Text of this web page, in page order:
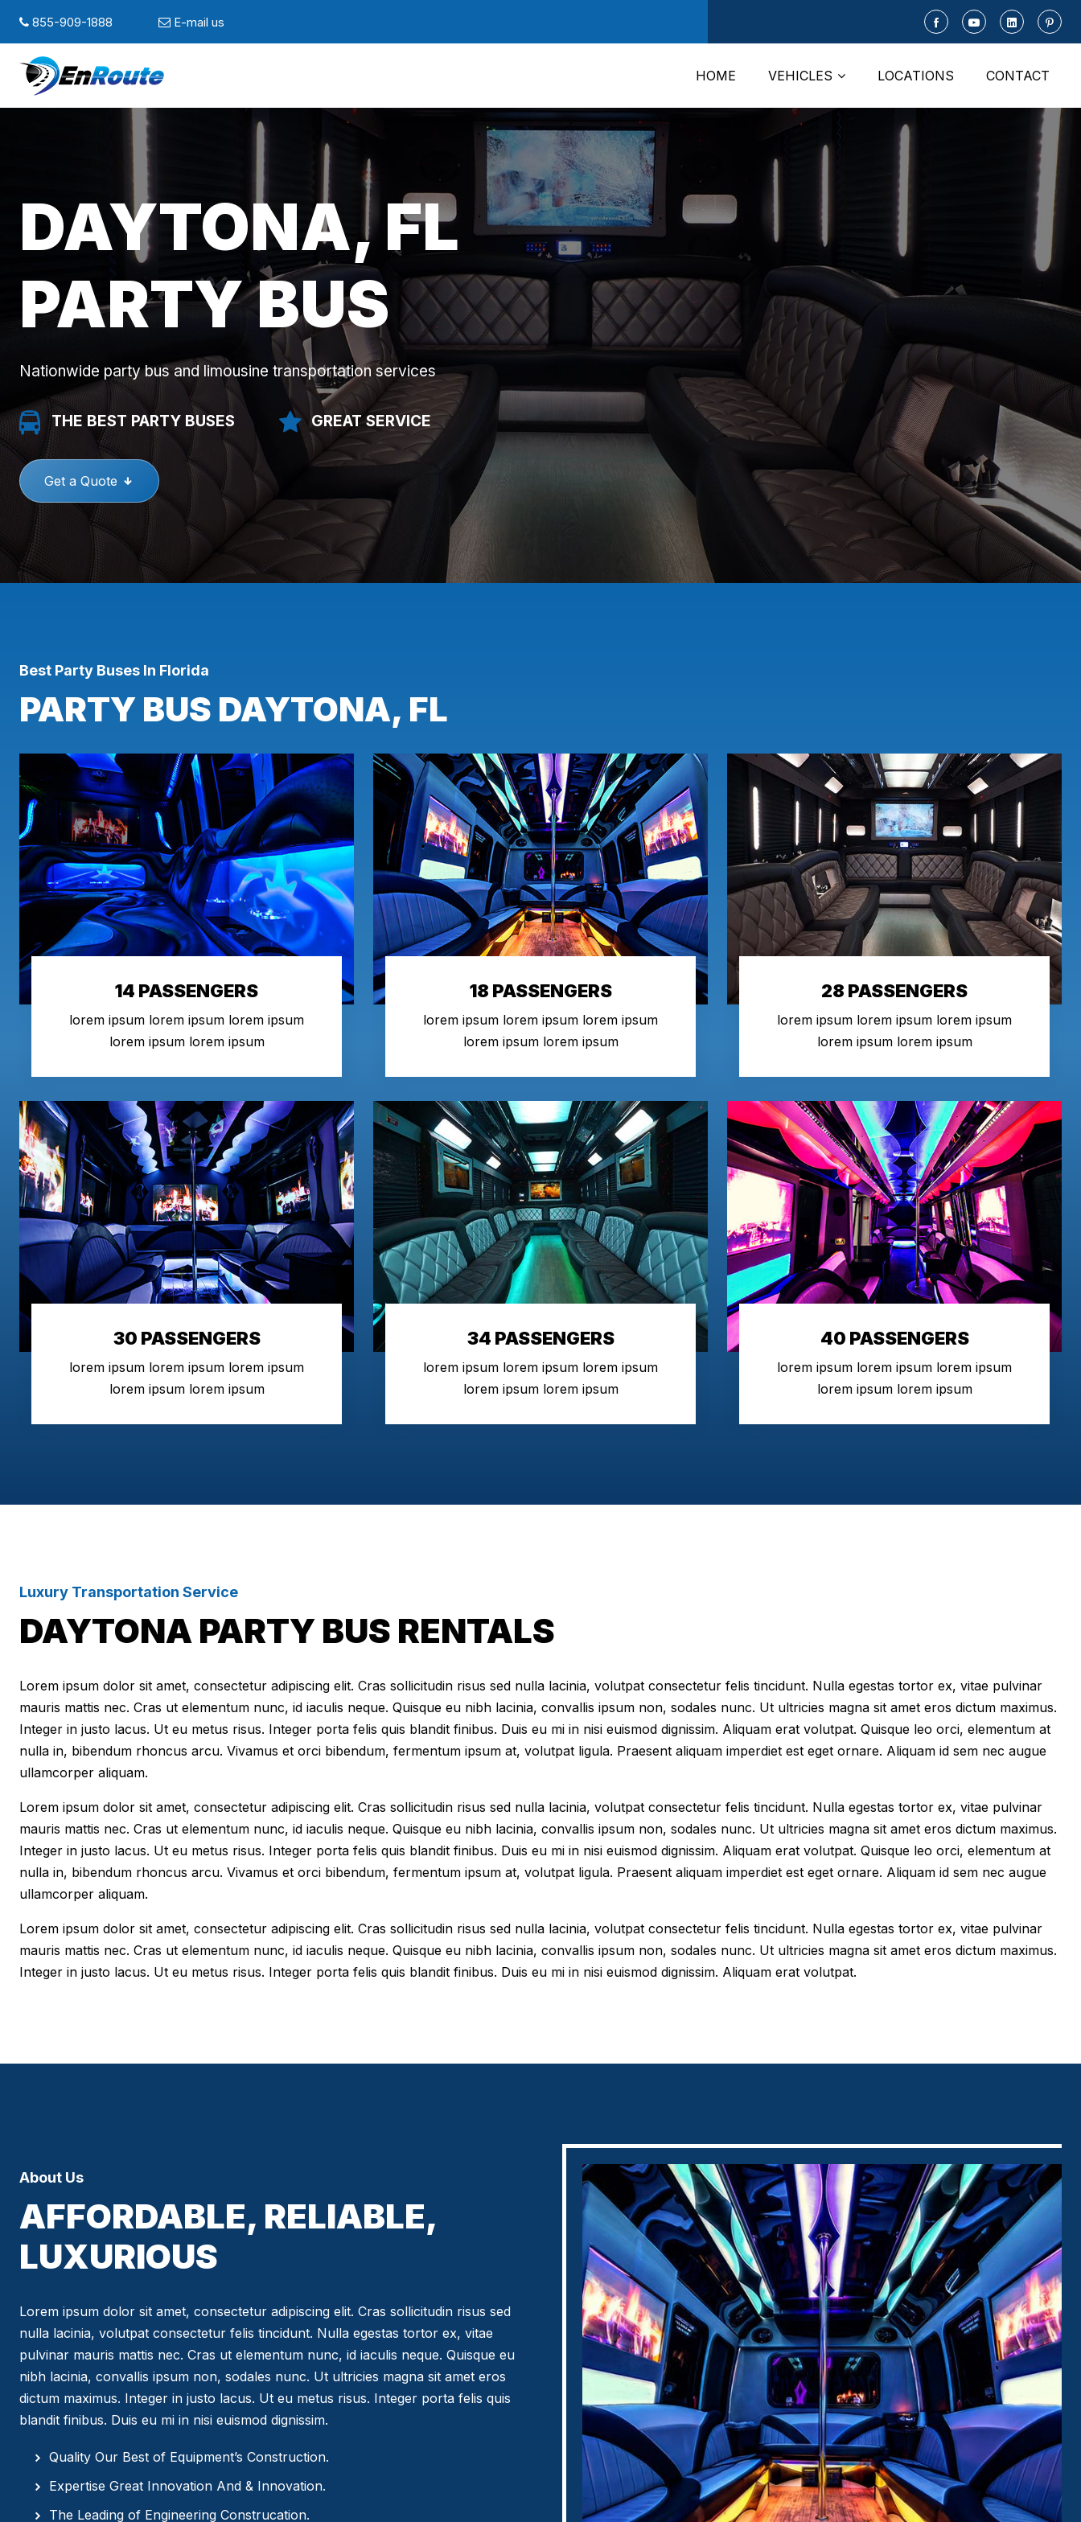
855-909-1888 E-mail us
HOME VEHICLES LOCATIONS CONTACT
DAYTONA, FL
PARTY BUS
Nationwide party bus and limousine transportation services
THE BEST PARTY BUSES GREAT SERVICE
Get a Quote
Best Party Buses In Florida
PARTY BUS DAYTONA, FL
14 PASSENGERS
lorem ipsum lorem ipsum lorem ipsum
lorem ipsum lorem ipsum
18 PASSENGERS
lorem ipsum lorem ipsum lorem ipsum
lorem ipsum lorem ipsum
28 PASSENGERS
lorem ipsum lorem ipsum lorem ipsum
lorem ipsum lorem ipsum
30 PASSENGERS
lorem ipsum lorem ipsum lorem ipsum
lorem ipsum lorem ipsum
34 PASSENGERS
lorem ipsum lorem ipsum lorem ipsum
lorem ipsum lorem ipsum
40 PASSENGERS
lorem ipsum lorem ipsum lorem ipsum
lorem ipsum lorem ipsum
Luxury Transportation Service
DAYTONA PARTY BUS RENTALS
Lorem ipsum dolor sit amet, consectetur adipiscing elit. Cras sollicitudin risus sed nulla lacinia, volutpat consectetur felis tincidunt. Nulla egestas tortor ex, vitae pulvinar
mauris mattis nec. Cras ut elementum nunc, id iaculis neque. Quisque eu nibh lacinia, convallis ipsum non, sodales nunc. Ut ultricies magna sit amet eros dictum maximus.
Integer in justo lacus. Ut eu metus risus. Integer porta felis quis blandit finibus. Duis eu mi in nisi euismod dignissim. Aliquam erat volutpat. Quisque leo orci, elementum at
nulla in, bibendum rhoncus arcu. Vivamus et orci bibendum, fermentum ipsum at, volutpat ligula. Praesent aliquam imperdiet est eget ornare. Aliquam id sem nec augue
ullamcorper aliquam.
Lorem ipsum dolor sit amet, consectetur adipiscing elit. Cras sollicitudin risus sed nulla lacinia, volutpat consectetur felis tincidunt. Nulla egestas tortor ex, vitae pulvinar
mauris mattis nec. Cras ut elementum nunc, id iaculis neque. Quisque eu nibh lacinia, convallis ipsum non, sodales nunc. Ut ultricies magna sit amet eros dictum maximus.
Integer in justo lacus. Ut eu metus risus. Integer porta felis quis blandit finibus. Duis eu mi in nisi euismod dignissim. Aliquam erat volutpat. Quisque leo orci, elementum at
nulla in, bibendum rhoncus arcu. Vivamus et orci bibendum, fermentum ipsum at, volutpat ligula. Praesent aliquam imperdiet est eget ornare. Aliquam id sem nec augue
ullamcorper aliquam.
Lorem ipsum dolor sit amet, consectetur adipiscing elit. Cras sollicitudin risus sed nulla lacinia, volutpat consectetur felis tincidunt. Nulla egestas tortor ex, vitae pulvinar
mauris mattis nec. Cras ut elementum nunc, id iaculis neque. Quisque eu nibh lacinia, convallis ipsum non, sodales nunc. Ut ultricies magna sit amet eros dictum maximus.
Integer in justo lacus. Ut eu metus risus. Integer porta felis quis blandit finibus. Duis eu mi in nisi euismod dignissim. Aliquam erat volutpat.
About Us
AFFORDABLE, RELIABLE,
LUXURIOUS
Lorem ipsum dolor sit amet, consectetur adipiscing elit. Cras sollicitudin risus sed
nulla lacinia, volutpat consectetur felis tincidunt. Nulla egestas tortor ex, vitae
pulvinar mauris mattis nec. Cras ut elementum nunc, id iaculis neque. Quisque eu
nibh lacinia, convallis ipsum non, sodales nunc. Ut ultricies magna sit amet eros
dictum maximus. Integer in justo lacus. Ut eu metus risus. Integer porta felis quis
blandit finibus. Duis eu mi in nisi euismod dignissim.
Quality Our Best of Equipment’s Construction.
Expertise Great Innovation And & Innovation.
The Leading of Engineering Construcation.